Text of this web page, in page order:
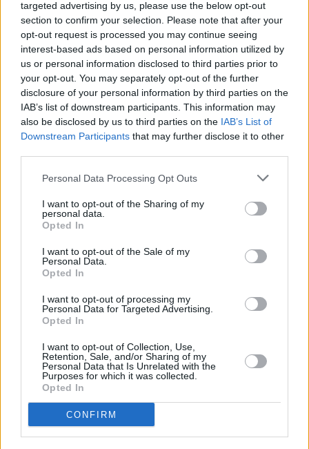
targeted advertising by us, please use the below opt-out
section to confirm your selection. Please note that after your
opt-out request is processed you may continue seeing
interest-based ads based on personal information utilized by
us or personal information disclosed to third parties prior to
your opt-out. You may separately opt-out of the further
disclosure of your personal information by third parties on the
IAB’s list of downstream participants. This information may
also be disclosed by us to third parties on the IAB’s List of
Downstream Participants that may further disclose it to other
Personal Data Processing Opt Outs
I want to opt-out of the Sharing of my
personal data.
Opted In
I want to opt-out of the Sale of my
Personal Data.
Opted In
I want to opt-out of processing my
Personal Data for Targeted Advertising.
Opted In
I want to opt-out of Collection, Use,
Retention, Sale, and/or Sharing of my
Personal Data that Is Unrelated with the
Purposes for which it was collected.
Opted In
CONFIRM
Kāpēc nejūtu tuvu saikni ar savu bērniņu?
Fotokonkurss “Mazais pucējas”
PIEVIENOT GROZAM
Šī e-izdevuma cena ir2.64 €
vai
E-izdevumu arhīvs
SKATĪT ŽURNĀLA ARHĪVU